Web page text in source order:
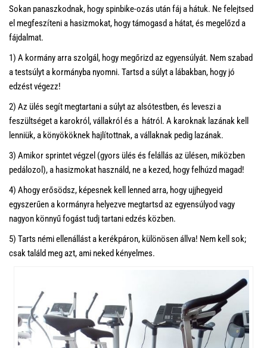
Sokan panaszkodnak, hogy spinbike-ozás után fáj a hátuk. Ne felejtsed
el megfeszíteni a hasizmokat, hogy támogasd a hátat, és megelőzd a
fájdalmat.
1) A kormány arra szolgál, hogy megőrizd az egyensúlyát. Nem szabad
a testsúlyt a kormányba nyomni. Tartsd a súlyt a lábakban, hogy jó
edzést végezz!
2) Az ülés segít megtartani a súlyt az alsótestben, és leveszi a
feszültséget a karokról, vállakról és a hátról. A karoknak lazának kell
lenniük, a könyököknek hajlítottnak, a vállaknak pedig lazának.
3) Amikor sprintet végzel (gyors ülés és felállás az ülésen, miközben
pedálozol), a hasizmokat használd, ne a kezed, hogy felhúzd magad!
4) Ahogy erősödsz, képesnek kell lenned arra, hogy ujjhegyeid
egyszerűen a kormányra helyezve megtartsd az egyensúlyod vagy
nagyon könnyű fogást tudj tartani edzés közben.
5) Tarts némi ellenállást a kerékpáron, különösen állva! Nem kell sok;
csak találd meg azt, ami neked kényelmes.